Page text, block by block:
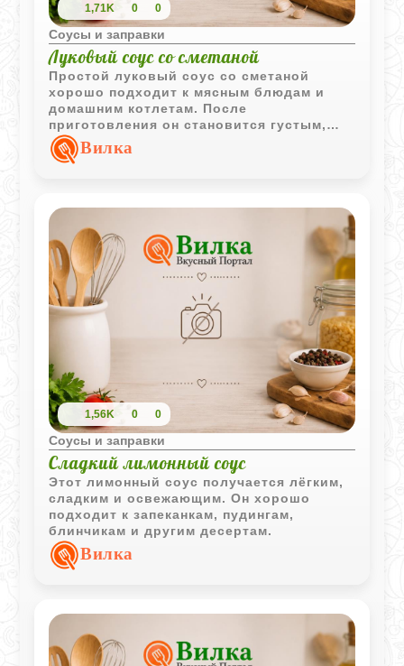
1,71K 0 0
Соусы и заправки
Луковый соус со сметаной
Простой луковый соус со сметаной
хорошо подходит к мясным блюдам и
домашним котлетам. После
приготовления он становится густым,
мягким по вкусу и ароматным за счёт
обжаренного лука.
Вилка
1,56K 0 0
Соусы и заправки
Сладкий лимонный соус
Этот лимонный соус получается лёгким,
сладким и освежающим. Он хорошо
подходит к запеканкам, пудингам,
блинчикам и другим десертам.
Вилка